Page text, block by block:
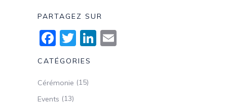
PARTAGEZ SUR
Facebook
TwitterLinkedIn
CATÉGORIES
Cérémonie (15)
Events (13)